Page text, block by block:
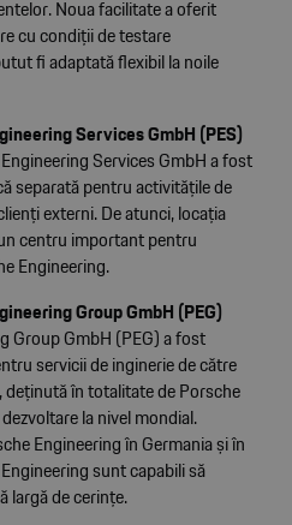
Noua facilitate a oferit
cu condiții de testare
fi adaptată flexibil la noile
Services GmbH (PES)
Services GmbH a fost
separată pentru activitățile de
externi. De atunci, locația
centru important pentru
Engineering.
Group GmbH (PEG)
Group GmbH (PEG) a fost
servicii de inginerie de către
deținută în totalitate de Porsche
la nivel mondial.
Engineering în Germania și în
sunt capabili să
largă de cerințe.